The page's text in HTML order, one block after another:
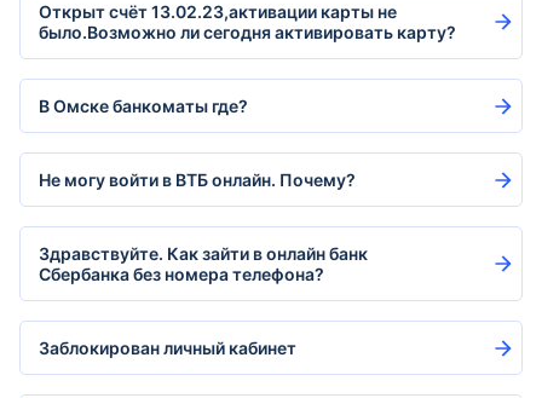
Открыт счёт 13.02.23,активации карты не
было.Возможно ли сегодня активировать карту?
В Омске банкоматы где?
Не могу войти в ВТБ онлайн. Почему?
Здравствуйте. Как зайти в онлайн банк
Сбербанка без номера телефона?
Заблокирован личный кабинет